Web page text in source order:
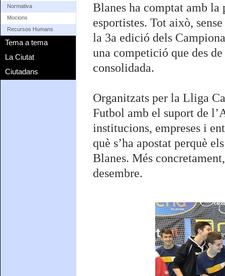
Normativa
Mocions
Recursos Humans
Tema a tema
La Ciutat
Ciutadans
Blanes ha comptat amb
esportistes. Tot això,
la 3a edició dels
una competició que des
consolidada.
Organitzats per la Lliga
Futbol amb el suport de
institucions, empreses i
què s’ha apostat perquè
Blanes. Més
desembre.